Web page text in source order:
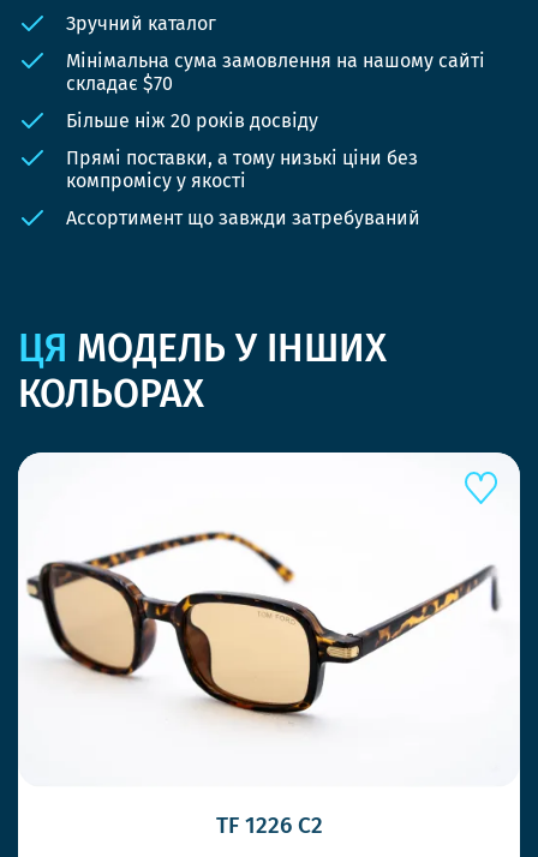
Зручний каталог
Мінімальна сума замовлення на нашому сайті
складає $70
Більше ніж 20 років досвіду
Прямі поставки, а тому низькі ціни без
компромісу у якості
Ассортимент що завжди затребуваний
ЦЯ МОДЕЛЬ У ІНШИХ
КОЛЬОРАХ
TF 1226 C2